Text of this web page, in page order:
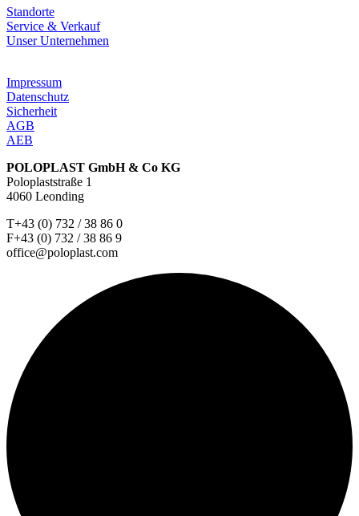
Standorte
Service & Verkauf
Unser Unternehmen
Impressum
Datenschutz
Sicherheit
AGB
AEB
POLOPLAST GmbH & Co KG
Poloplaststraße 1
4060 Leonding
T+43 (0) 732 / 38 86 0
F+43 (0) 732 / 38 86 9
office@poloplast.com